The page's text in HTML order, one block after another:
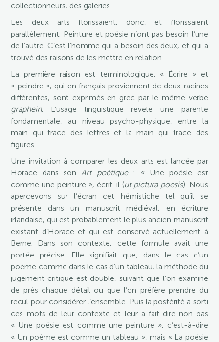
collectionneurs, des galeries.
Les deux arts florissaient, donc, et florissaient
parallèlement. Peinture et poésie n’ont pas besoin l’une
de l’autre. C’est l’homme qui a besoin des deux, et qui a
trouvé des raisons de les mettre en relation.
La première raison est terminologique. « Écrire » et
« peindre », qui en français proviennent de deux racines
différentes, sont exprimés en grec par le même verbe
graphein. L’usage linguistique révèle une parenté
fondamentale, au niveau psycho-physique, entre la
main qui trace des lettres et la main qui trace des
figures.
Une invitation à comparer les deux arts est lancée par
Horace dans sonArt poétique: « Une poésie est
comme une peinture », écrit-il (ut pictura poesis). Nous
apercevons sur l’écran cet hémistiche tel qu’il se
présente dans un manuscrit médiéval, en écriture
irlandaise, qui est probablement le plus ancien manuscrit
existant d’Horace et qui est conservé actuellement à
Berne. Dans son contexte, cette formule avait une
portée précise. Elle signifiait que, dans le cas d’un
poème comme dans le cas d’un tableau, la méthode du
jugement critique est double, suivant que l’on examine
de près chaque détail ou que l’on préfère prendre du
recul pour considérer l’ensemble. Puis la postérité a sorti
ces mots de leur contexte et leur a fait dire non pas
« Une poésie est comme une peinture », c’est-à-dire
« Un poème est comme un tableau », mais « La poésie